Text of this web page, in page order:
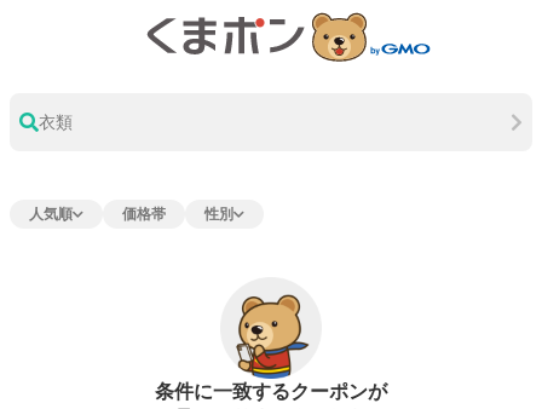
衣類
人気順 価格帯 性別
条件に一致するクーポンが